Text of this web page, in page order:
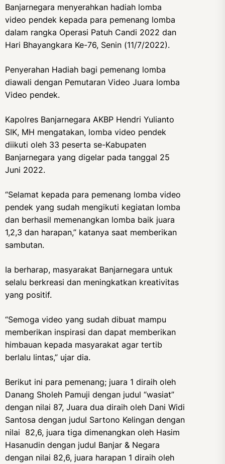
Banjarnegara menyerahkan hadiah lomba
video pendek kepada para pemenang lomba
dalam rangka Operasi Patuh Candi 2022 dan
Hari Bhayangkara Ke-76, Senin (11/7/2022).
Penyerahan Hadiah bagi pemenang lomba
diawali dengan Pemutaran Video Juara lomba
Video pendek.
Kapolres Banjarnegara AKBP Hendri Yulianto
SIK, MH mengatakan, lomba video pendek
diikuti oleh 33 peserta se-Kabupaten
Banjarnegara yang digelar pada tanggal 25
Juni 2022.
“Selamat kepada para pemenang lomba video
pendek yang sudah mengikuti kegiatan lomba
dan berhasil memenangkan lomba baik juara
1,2,3 dan harapan,” katanya saat memberikan
sambutan.
Ia berharap, masyarakat Banjarnegara untuk
selalu berkreasi dan meningkatkan kreativitas
yang positif.
“Semoga video yang sudah dibuat mampu
memberikan inspirasi dan dapat memberikan
himbauan kepada masyarakat agar tertib
berlalu lintas,” ujar dia.
Berikut ini para pemenang; juara 1 diraih oleh
Danang Sholeh Pamuji dengan judul “wasiat”
dengan nilai 87, Juara dua diraih oleh Dani Widi
Santosa dengan judul Sartono Kelingan dengan
nilai 82,6, juara tiga dimenangkan oleh Hasim
Hasanudin dengan judul Banjar & Negara
dengan nilai 82,6, juara harapan 1 diraih oleh